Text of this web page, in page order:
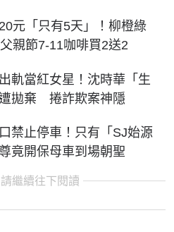
元「只有5天」！柳橙綠
親節7-11咖啡買2送2
軌當紅女星！沈時華「生
拋棄 捲詐欺案神隱
禁止停車！只有「SJ始源
竟開保母車到場朝聖
繼續往下閱讀